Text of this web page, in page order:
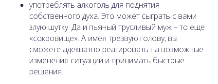
употреблять алкоголь для поднятия
собственного духа. Это может сыграть с вами
злую шутку. Да и пьяный трусливый муж – то еще
«сокровище». А имея трезвую голову, вы
сможете адекватно реагировать на возможные
изменения ситуации и принимать быстрые
решения.